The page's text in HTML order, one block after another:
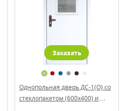
Заказать
Однопольная дверь ДС-1(О) со
стеклопакетом (600х400) и